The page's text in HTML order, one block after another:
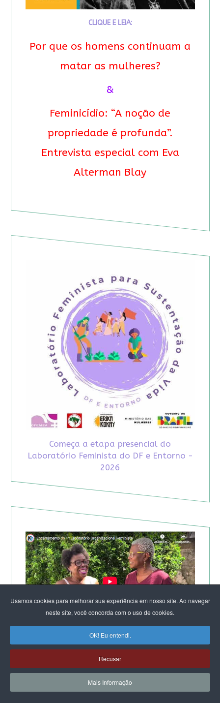
Usamos cookies para melhorar sua experiência em nosso site. Ao navegar
neste site, você concorda com o uso de cookies.
OK! Eu entendi.
Recusar
Mais Informação
CLIQUE E LEIA:
Por que os homens continuam a
matar as mulheres?
&
Feminicídio: “A noção de
propriedade é profunda”.
Entrevista especial com Eva
Alterman Blay
Começa a etapa presencial do
Laboratório Feminista do DF e Entorno -
2026
TV KIRIMURÊ NO ENCERRAMENTO DO LABORATÓRIO
DE SALVADOR